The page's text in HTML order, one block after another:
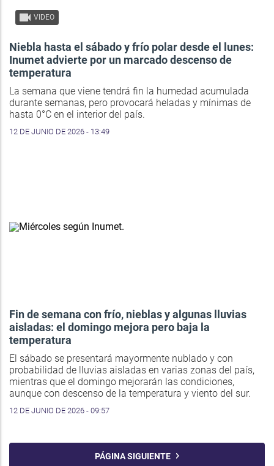
VIDEO
Niebla hasta el sábado y frío polar desde el lunes:
Inumet advierte por un marcado descenso de
temperatura
La semana que viene tendrá fin la humedad acumulada
durante semanas, pero provocará heladas y mínimas de
hasta 0°C en el interior del país.
12 DE JUNIO DE 2026 - 13:49
Fin de semana con frío, nieblas y algunas lluvias
aisladas: el domingo mejora pero baja la
temperatura
El sábado se presentará mayormente nublado y con
probabilidad de lluvias aisladas en varias zonas del país,
mientras que el domingo mejorarán las condiciones,
aunque con descenso de la temperatura y viento del sur.
12 DE JUNIO DE 2026 - 09:57
PÁGINA SIGUIENTE